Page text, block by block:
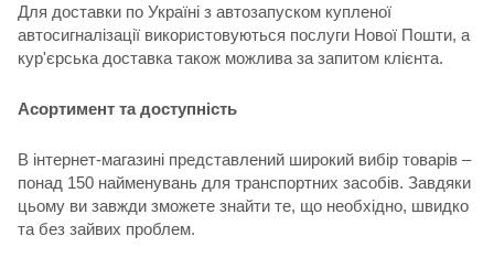
Для доставки по Україні з автозапуском купленої
автосигналізації використовуються послуги Нової Пошти, а
кур'єрська доставка також можлива за запитом клієнта.
Асортимент та доступність
В інтернет-магазині представлений широкий вибір товарів –
понад 150 найменувань для транспортних засобів. Завдяки
цьому ви завжди зможете знайти те, що необхідно, швидко
та без зайвих проблем.